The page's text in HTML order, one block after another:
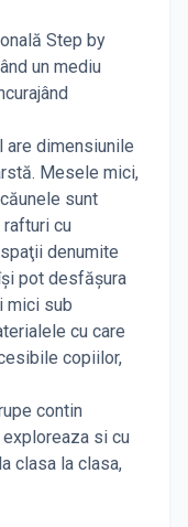
Step by
un mediu
are dimensiunile
Mesele mici,
sunt
cu
denumite
pot desfăşura
mici sub
cu care
copiilor,
contin
si cu
clasa la clasa,